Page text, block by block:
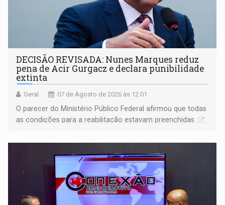
DECISÃO REVISADA: Nunes Marques reduz
pena de Acir Gurgacz e declara punibilidade
extinta
Geral 07 de Agosto de 2026 às 12:01
O parecer do Ministério Público Federal afirmou que todas
as condições para a reabilitação estavam preenchidas